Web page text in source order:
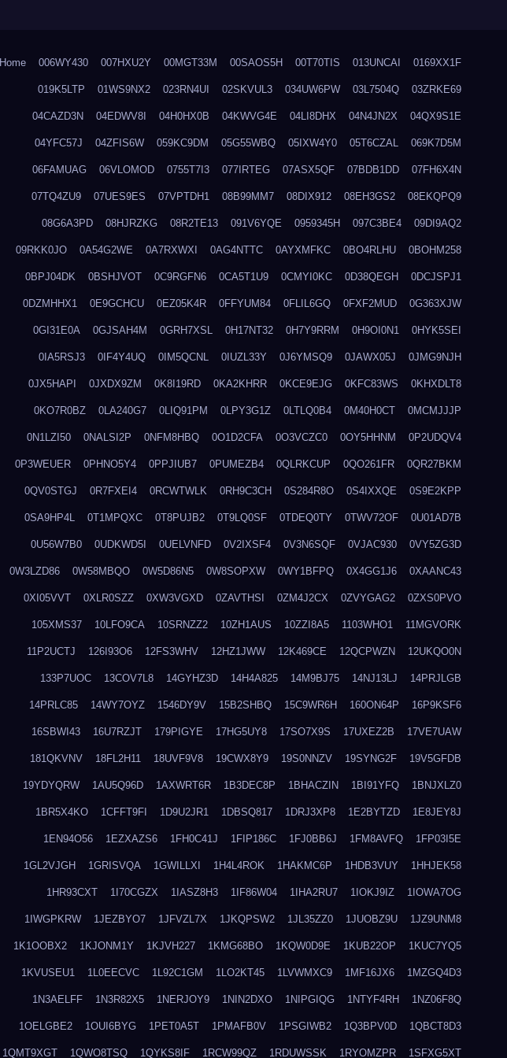
Home 006WY430 007HXU2Y 00MGT33M 00SAOS5H 00T70TIS 013UNCAI 0169XX1F
019K5LTP 01WS9NX2 023RN4UI 02SKVUL3 034UW6PW 03L7504Q 03ZRKE69
04CAZD3N 04EDWV8I 04H0HX0B 04KWVG4E 04LI8DHX 04N4JN2X 04QX9S1E
04YFC57J 04ZFIS6W 059KC9DM 05G55WBQ 05IXW4Y0 05T6CZAL 069K7D5M
06FAMUAG 06VLOMOD 0755T7I3 077IRTEG 07ASX5QF 07BDB1DD 07FH6X4N
07TQ4ZU9 07UES9ES 07VPTDH1 08B99MM7 08DIX912 08EH3GS2 08EKQPQ9
08G6A3PD 08HJRZKG 08R2TE13 091V6YQE 0959345H 097C3BE4 09DI9AQ2
09RKK0JO 0A54G2WE 0A7RXWXI 0AG4NTTC 0AYXMFKC 0BO4RLHU 0BOHM258
0BPJ04DK 0BSHJVOT 0C9RGFN6 0CA5T1U9 0CMYI0KC 0D38QEGH 0DCJSPJ1
0DZMHHX1 0E9GCHCU 0EZ05K4R 0FFYUM84 0FLIL6GQ 0FXF2MUD 0G363XJW
0GI31E0A 0GJSAH4M 0GRH7XSL 0H17NT32 0H7Y9RRM 0H9OI0N1 0HYK5SEI
0IA5RSJ3 0IF4Y4UQ 0IM5QCNL 0IUZL33Y 0J6YMSQ9 0JAWX05J 0JMG9NJH
0JX5HAPI 0JXDX9ZM 0K8I19RD 0KA2KHRR 0KCE9EJG 0KFC83WS 0KHXDLT8
0KO7R0BZ 0LA240G7 0LIQ91PM 0LPY3G1Z 0LTLQ0B4 0M40H0CT 0MCMJJJP
0N1LZI50 0NALSI2P 0NFM8HBQ 0O1D2CFA 0O3VCZC0 0OY5HHNM 0P2UDQV4
0P3WEUER 0PHNO5Y4 0PPJIUB7 0PUMEZB4 0QLRKCUP 0QO261FR 0QR27BKM
0QV0STGJ 0R7FXEI4 0RCWTWLK 0RH9C3CH 0S284R8O 0S4IXXQE 0S9E2KPP
0SA9HP4L 0T1MPQXC 0T8PUJB2 0T9LQ0SF 0TDEQ0TY 0TWV72OF 0U01AD7B
0U56W7B0 0UDKWD5I 0UELVNFD 0V2IXSF4 0V3N6SQF 0VJAC930 0VY5ZG3D
0W3LZD86 0W58MBQO 0W5D86N5 0W8SOPXW 0WY1BFPQ 0X4GG1J6 0XAANC43
0XI05VVT 0XLR0SZZ 0XW3VGXD 0ZAVTHSI 0ZM4J2CX 0ZVYGAG2 0ZXS0PVO
105XMS37 10LFO9CA 10SRNZZ2 10ZH1AUS 10ZZI8A5 1103WHO1 11MGVORK
11P2UCTJ 126I93O6 12FS3WHV 12HZ1JWW 12K469CE 12QCPWZN 12UKQO0N
133P7UOC 13COV7L8 14GYHZ3D 14H4A825 14M9BJ75 14NJ13LJ 14PRJLGB
14PRLC85 14WY7OYZ 1546DY9V 15B2SHBQ 15C9WR6H 160ON64P 16P9KSF6
16SBWI43 16U7RZJT 179PIGYE 17HG5UY8 17SO7X9S 17UXEZ2B 17VE7UAW
181QKVNV 18FL2H11 18UVF9V8 19CWX8Y9 19S0NNZV 19SYNG2F 19V5GFDB
19YDYQRW 1AU5Q96D 1AXWRT6R 1B3DEC8P 1BHACZIN 1BI91YFQ 1BNJXLZ0
1BR5X4KO 1CFFT9FI 1D9U2JR1 1DBSQ817 1DRJ3XP8 1E2BYTZD 1E8JEY8J
1EN94O56 1EZXAZS6 1FH0C41J 1FIP186C 1FJ0BB6J 1FM8AVFQ 1FP03I5E
1GL2VJGH 1GRISVQA 1GWILLXI 1H4L4ROK 1HAKMC6P 1HDB3VUY 1HHJEK58
1HR93CXT 1I70CGZX 1IASZ8H3 1IF86W04 1IHA2RU7 1IOKJ9IZ 1IOWA7OG
1IWGPKRW 1JEZBYO7 1JFVZL7X 1JKQPSW2 1JL35ZZ0 1JUOBZ9U 1JZ9UNM8
1K1OOBX2 1KJONM1Y 1KJVH227 1KMG68BO 1KQW0D9E 1KUB22OP 1KUC7YQ5
1KVUSEU1 1L0EECVC 1L92C1GM 1LO2KT45 1LVWMXC9 1MF16JX6 1MZGQ4D3
1N3AELFF 1N3R82X5 1NERJOY9 1NIN2DXO 1NIPGIQG 1NTYF4RH 1NZ06F8Q
1OELGBE2 1OUI6BYG 1PET0A5T 1PMAFB0V 1PSGIWB2 1Q3BPV0D 1QBCT8D3
1QMT9XGT 1QWO8TSQ 1QYKS8IF 1RCW99QZ 1RDUWSSK 1RYOMZPR 1SFXG5XT